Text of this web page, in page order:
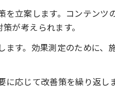
を立案します。コンテンツ
が考えられます。
す。効果測定のために、
応じて改善策を繰り返し